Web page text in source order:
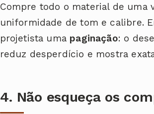
Compre todo o material de uma
uniformidade de tom e calibre.
projetista uma paginação: o
reduz desperdício e mostra
4. Não esqueça os